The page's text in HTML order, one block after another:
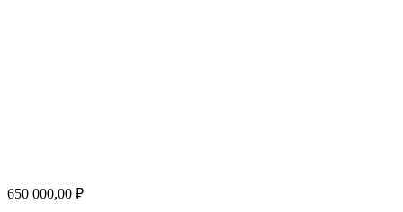
650 000,00 ₽